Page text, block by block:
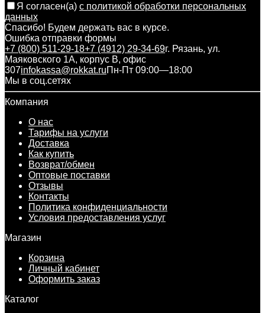
Я согласен(a) с политикой обработки персональных
данных
Спасибо! Будем держать вас в курсе.
Ошибка отправки формы
+7 (800) 511-29-18+7 (4912) 29-34-69г. Рязань, ул.
Маяковского 1А, корпус B, офис
307infokassa@rokkat.ruПн-Пт 09:00—18:00
Мы в соц.сетях
Компания
О нас
Тарифы на услуги
Доставка
Как купить
Возврат/обмен
Оптовые поставки
Отзывы
Контакты
Политика конфиденциальности
Условия предоставления услуг
Магазин
Корзина
Личный кабинет
Оформить заказ
Каталог